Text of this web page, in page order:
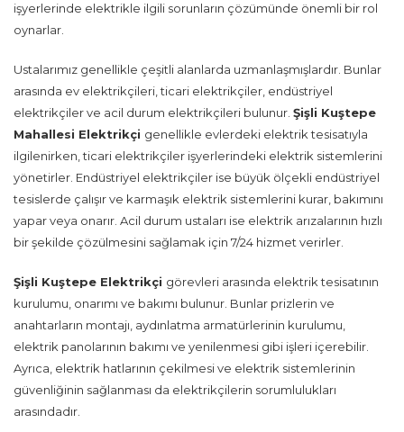
işyerlerinde elektrikle ilgili sorunların çözümünde önemli bir rol
oynarlar.
Ustalarımız genellikle çeşitli alanlarda uzmanlaşmışlardır. Bunlar
arasında ev elektrikçileri, ticari elektrikçiler, endüstriyel
elektrikçiler ve acil durum elektrikçileri bulunur. Şişli Kuştepe
Mahallesi Elektrikçi genellikle evlerdeki elektrik tesisatıyla
ilgilenirken, ticari elektrikçiler işyerlerindeki elektrik sistemlerini
yönetirler. Endüstriyel elektrikçiler ise büyük ölçekli endüstriyel
tesislerde çalışır ve karmaşık elektrik sistemlerini kurar, bakımını
yapar veya onarır. Acil durum ustaları ise elektrik arızalarının hızlı
bir şekilde çözülmesini sağlamak için 7/24 hizmet verirler.
Şişli Kuştepe Elektrikçi görevleri arasında elektrik tesisatının
kurulumu, onarımı ve bakımı bulunur. Bunlar prizlerin ve
anahtarların montajı, aydınlatma armatürlerinin kurulumu,
elektrik panolarının bakımı ve yenilenmesi gibi işleri içerebilir.
Ayrıca, elektrik hatlarının çekilmesi ve elektrik sistemlerinin
güvenliğinin sağlanması da elektrikçilerin sorumlulukları
arasındadır.